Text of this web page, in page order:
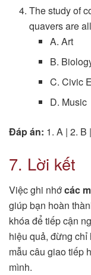
The study of
quavers are
A. Art
B.
C. Civic
D. Music
Đáp án: 1. A | 2. B
7. Lời kết
Việc ghi nhớcác
giúp bạn hoàn
khóa để tiếp cận
hiệu quả, đừng chỉ
mẫu câu giao tiếp
mình.